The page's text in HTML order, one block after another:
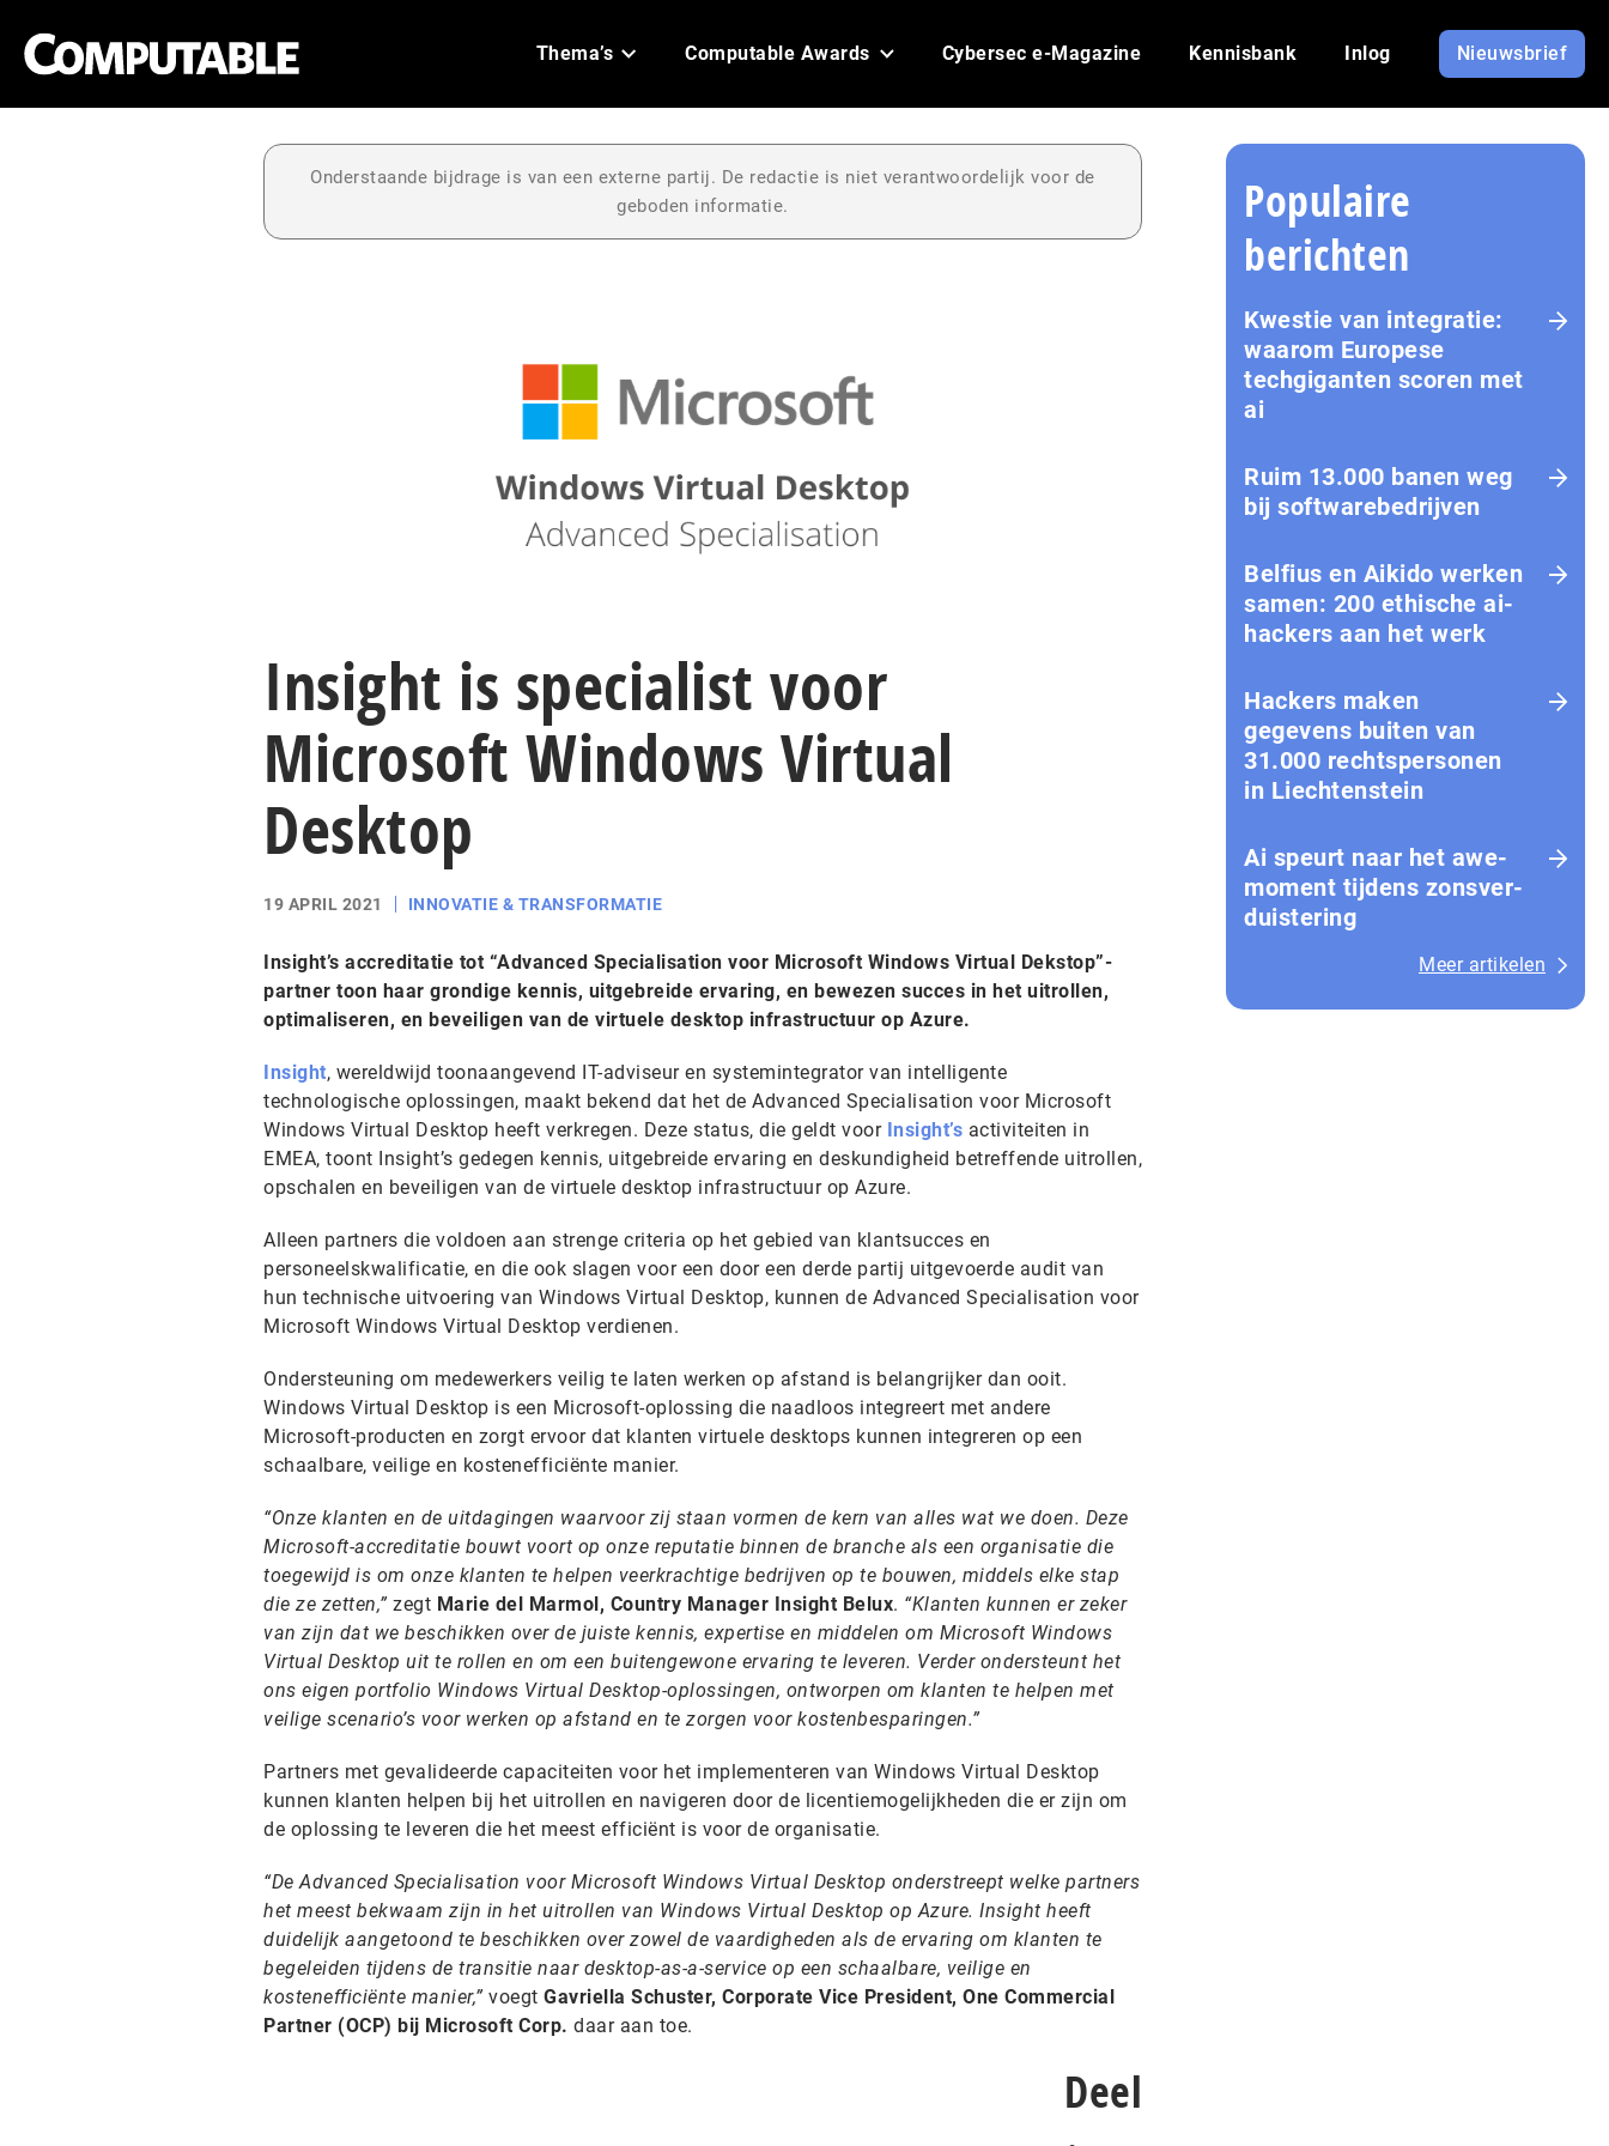
Thema’s Computable Awards Cybersec e-Magazine Kennisbank Inlog Nieuwsbrief
Onderstaande bijdrage is van een externe partij. De redactie is niet verantwoordelijk voor de
geboden informatie.
Insight is specialist voor
Microsoft Windows Virtual
Desktop
19 APRIL 2021 INNOVATIE & TRANSFORMATIE
Insight’s accreditatie tot “Advanced Specialisation voor Microsoft Windows Virtual Dekstop”-
partner toon haar grondige kennis, uitgebreide ervaring, en bewezen succes in het uitrollen,
optimaliseren, en beveiligen van de virtuele desktop infrastructuur op Azure.
Insight, wereldwijd toonaangevend IT-adviseur en systemintegrator van intelligente
technologische oplossingen, maakt bekend dat het de Advanced Specialisation voor Microsoft
Windows Virtual Desktop heeft verkregen. Deze status, die geldt voor Insight’s activiteiten in
EMEA, toont Insight’s gedegen kennis, uitgebreide ervaring en deskundigheid betreffende uitrollen,
opschalen en beveiligen van de virtuele desktop infrastructuur op Azure.
Alleen partners die voldoen aan strenge criteria op het gebied van klantsucces en
personeelskwalificatie, en die ook slagen voor een door een derde partij uitgevoerde audit van
hun technische uitvoering van Windows Virtual Desktop, kunnen de Advanced Specialisation voor
Microsoft Windows Virtual Desktop verdienen.
Ondersteuning om medewerkers veilig te laten werken op afstand is belangrijker dan ooit.
Windows Virtual Desktop is een Microsoft-oplossing die naadloos integreert met andere
Microsoft-producten en zorgt ervoor dat klanten virtuele desktops kunnen integreren op een
schaalbare, veilige en kostenefficiënte manier.
“Onze klanten en de uitdagingen waarvoor zij staan vormen de kern van alles wat we doen. Deze
Microsoft-accreditatie bouwt voort op onze reputatie binnen de branche als een organisatie die
toegewijd is om onze klanten te helpen veerkrachtige bedrijven op te bouwen, middels elke stap
die ze zetten,” zegt Marie del Marmol, Country Manager Insight Belux. “Klanten kunnen er zeker
van zijn dat we beschikken over de juiste kennis, expertise en middelen om Microsoft Windows
Virtual Desktop uit te rollen en om een buitengewone ervaring te leveren. Verder ondersteunt het
ons eigen portfolio Windows Virtual Desktop-oplossingen, ontworpen om klanten te helpen met
veilige scenario’s voor werken op afstand en te zorgen voor kostenbesparingen.”
Partners met gevalideerde capaciteiten voor het implementeren van Windows Virtual Desktop
kunnen klanten helpen bij het uitrollen en navigeren door de licentiemogelijkheden die er zijn om
de oplossing te leveren die het meest efficiënt is voor de organisatie.
“De Advanced Specialisation voor Microsoft Windows Virtual Desktop onderstreept welke partners
het meest bekwaam zijn in het uitrollen van Windows Virtual Desktop op Azure. Insight heeft
duidelijk aangetoond te beschikken over zowel de vaardigheden als de ervaring om klanten te
begeleiden tijdens de transitie naar desktop-as-a-service op een schaalbare, veilige en
kostenefficiënte manier,” voegt Gavriella Schuster, Corporate Vice President, One Commercial
Partner (OCP) bij Microsoft Corp. daar aan toe.
Deel
Populaire
berichten
Kwestie van integratie:
waarom Europese
techgiganten scoren met
ai
Ruim 13.000 banen weg
bij softwarebedrijven
Belfius en Aikido werken
samen: 200 ethische ai-
hackers aan het werk
Hackers maken
gegevens buiten van
31.000 rechtspersonen
in Liechtenstein
Ai speurt naar het awe-
moment tijdens zons­ver­
duis­te­ring
Meer artikelen